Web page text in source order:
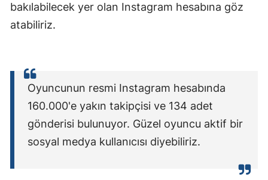
bakılabilecek yer olan Instagram hesabına göz
atabiliriz.
Oyuncunun resmi Instagram hesabında
160.000'e yakın takipçisi ve 134 adet
gönderisi bulunuyor. Güzel oyuncu aktif bir
sosyal medya kullanıcısı diyebiliriz.